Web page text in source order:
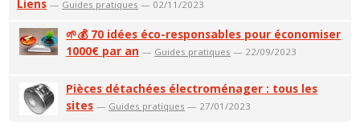
Liens — Guides pratiques — 02/11/2023
🌱💰 70 idées éco-responsables pour économiser
1000€ par an — Guides pratiques — 22/09/2023
Pièces détachées électroménager : tous les
sites — Guides pratiques — 27/01/2023